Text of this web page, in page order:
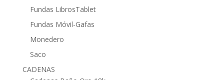
Fundas LibrosTablet
Fundas Móvil-Gafas
Monedero
Saco
CADENAS